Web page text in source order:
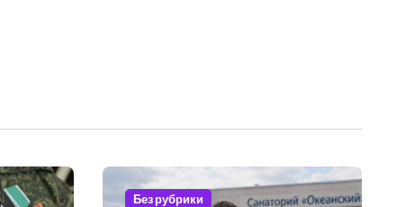
Без рубрики